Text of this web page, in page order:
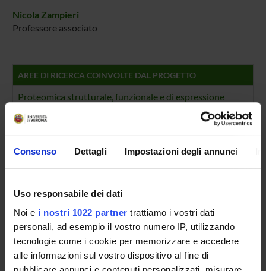
Consenso Dettagli Impostazioni degli annunci
Uso responsabile dei dati
Noi e i nostri 1022 partner trattiamo i vostri dati
personali, ad esempio il vostro numero IP, utilizzando
tecnologie come i cookie per memorizzare e accedere
alle informazioni sul vostro dispositivo al fine di
Nicola Zampieri
Professore associato
AREE DI RICERCA COINVOLTE DAL PROGETTO
Proteomica strutturale, funzionale e di espressione
Biochimica e Biologia Molecolare
Biochemistry & Molecular Biology (DBT) (DBT)
Proteomica strutturale, funzionale e di espressione
Biochemistry & Molecular Biology (DM) (DM)
Proteomica strutturale, funzionale e di espressione
Biochemistry & Molecular Biology (DNBM) (DNBM)